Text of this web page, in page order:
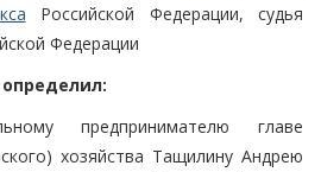
Российской Федерации, судья
Федерации
определил:
предпринимателю главе
хозяйства Тащилину Андрею